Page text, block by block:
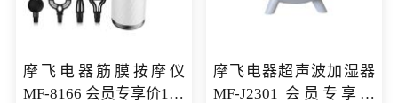
摩飞电器筋膜按摩仪
MF-8166 会员专享价168
摩飞电器超声波加湿器
MF-J2301 会员专享价